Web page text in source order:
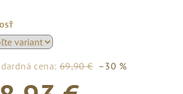
cena: 69,90 € –30 %